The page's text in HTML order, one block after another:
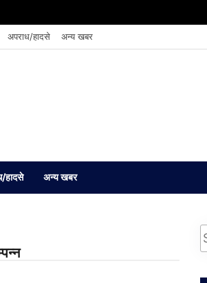
अपराध/हादसे अन्य खबर
हादसे अन्य खबर